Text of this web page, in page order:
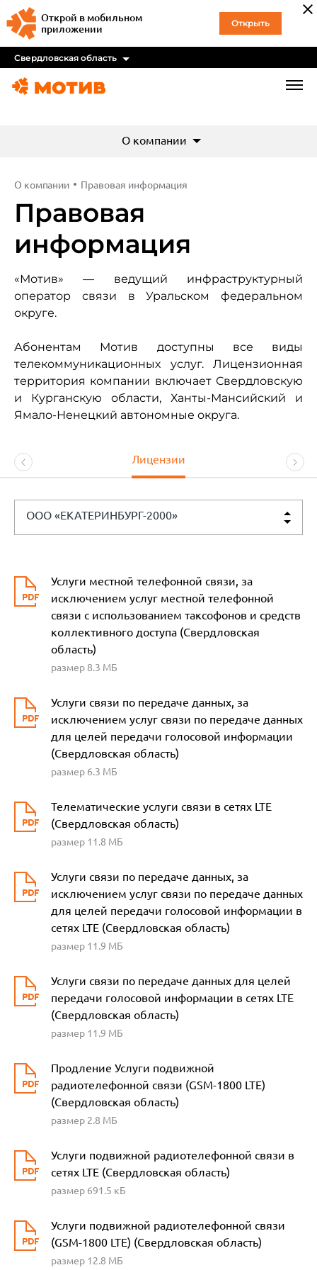
Открой в мобильном
приложении
Открыть
Свердловская область
О компании Правовая информация
Правовая
информация
«Мотив» — ведущий инфраструктурный
оператор связи в Уральском федеральном
округе.
Абонентам Мотив доступны все виды
телекоммуникационных услуг. Лицензионная
территория компании включает Свердловскую
и Курганскую области, Ханты-Мансийский и
Ямало-Ненецкий автономные округа.
Лицензии
ООО «ЕКАТЕРИНБУРГ-2000»
Услуги местной телефонной связи, за
исключением услуг местной телефонной
связи с использованием таксофонов и средств
коллективного доступа (Свердловская
область)
размер 8.3 МБ
Услуги связи по передаче данных, за
исключением услуг связи по передаче данных
для целей передачи голосовой информации
(Свердловская область)
размер 6.3 МБ
Телематические услуги связи в сетях LTE
(Свердловская область)
размер 11.8 МБ
Услуги связи по передаче данных, за
исключением услуг связи по передаче данных
для целей передачи голосовой информации в
сетях LTE (Свердловская область)
размер 11.9 МБ
Услуги связи по передаче данных для целей
передачи голосовой информации в сетях LTE
(Свердловская область)
размер 11.9 МБ
Продление Услуги подвижной
радиотелефонной связи (GSM-1800 LTE)
(Свердловская область)
размер 2.8 МБ
Услуги подвижной радиотелефонной связи в
сетях LTE (Свердловская область)
размер 691.5 кБ
Услуги подвижной радиотелефонной связи
(GSM-1800 LTE) (Свердловская область)
размер 12.8 МБ
О компании